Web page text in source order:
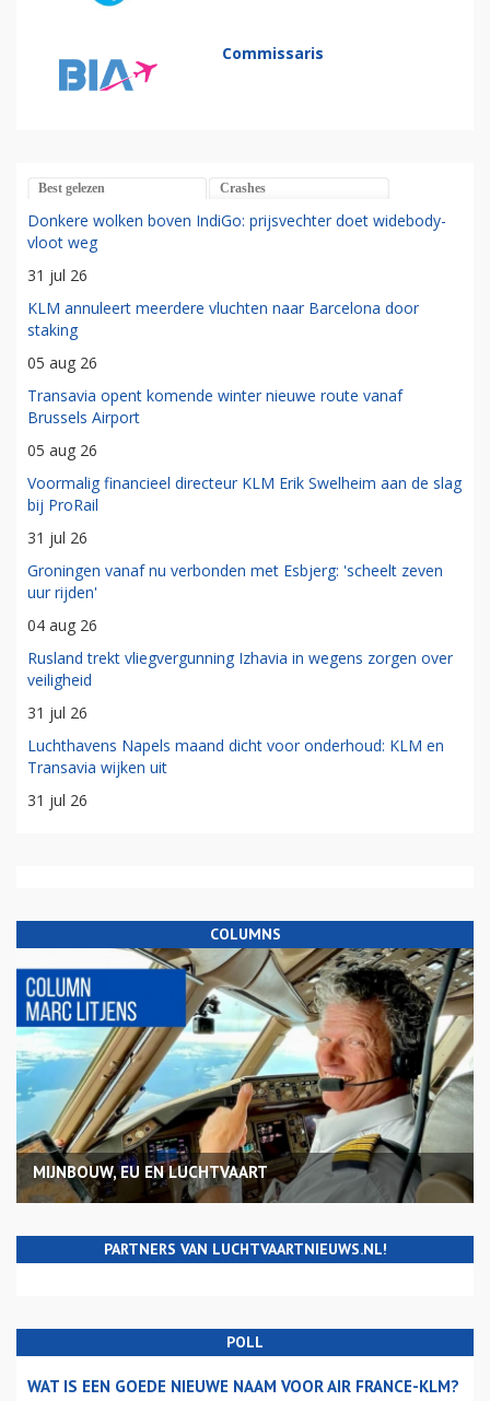
Commissaris
Best gelezen Crashes
Donkere wolken boven IndiGo: prijsvechter doet widebody-
vloot weg
31 jul 26
KLM annuleert meerdere vluchten naar Barcelona door
staking
05 aug 26
Transavia opent komende winter nieuwe route vanaf
Brussels Airport
05 aug 26
Voormalig financieel directeur KLM Erik Swelheim aan de slag
bij ProRail
31 jul 26
Groningen vanaf nu verbonden met Esbjerg: 'scheelt zeven
uur rijden'
04 aug 26
Rusland trekt vliegvergunning Izhavia in wegens zorgen over
veiligheid
31 jul 26
Luchthavens Napels maand dicht voor onderhoud: KLM en
Transavia wijken uit
31 jul 26
COLUMNS
MIJNBOUW, EU EN LUCHTVAART
PARTNERS VAN LUCHTVAARTNIEUWS.NL!
POLL
WAT IS EEN GOEDE NIEUWE NAAM VOOR AIR FRANCE-KLM?